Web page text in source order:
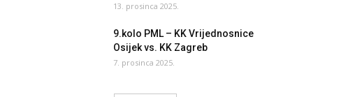
13. prosinca 2025.
9.kolo PML – KK Vrijednosnice
Osijek vs. KK Zagreb
7. prosinca 2025.